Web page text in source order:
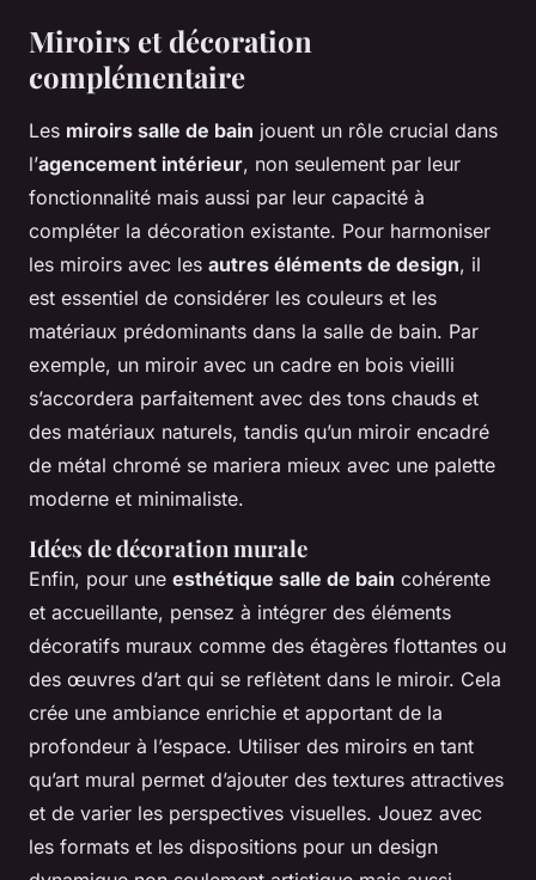
Miroirs et décoration
complémentaire
Les miroirs salle de bain jouent un rôle crucial dans
l’agencement intérieur, non seulement par leur
fonctionnalité mais aussi par leur capacité à
compléter la décoration existante. Pour harmoniser
les miroirs avec les autres éléments de design, il
est essentiel de considérer les couleurs et les
matériaux prédominants dans la salle de bain. Par
exemple, un miroir avec un cadre en bois vieilli
s’accordera parfaitement avec des tons chauds et
des matériaux naturels, tandis qu’un miroir encadré
de métal chromé se mariera mieux avec une palette
moderne et minimaliste.
Idées de décoration murale
Enfin, pour une esthétique salle de bain cohérente
et accueillante, pensez à intégrer des éléments
décoratifs muraux comme des étagères flottantes ou
des œuvres d’art qui se reflètent dans le miroir. Cela
crée une ambiance enrichie et apportant de la
profondeur à l’espace. Utiliser des miroirs en tant
qu’art mural permet d’ajouter des textures attractives
et de varier les perspectives visuelles. Jouez avec
les formats et les dispositions pour un design